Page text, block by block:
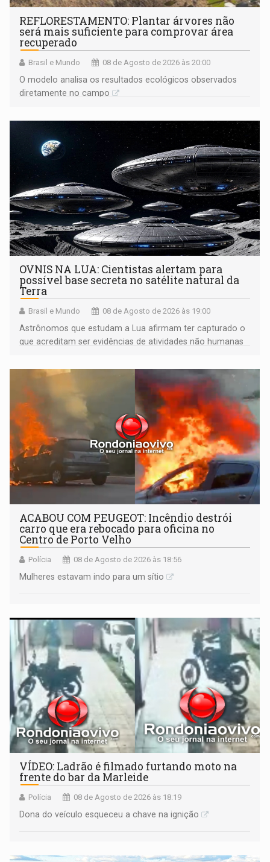
REFLORESTAMENTO: Plantar árvores não
será mais suficiente para comprovar área
recuperado
Brasil e Mundo 08 de Agosto de 2026 às 20:00
O modelo analisa os resultados ecológicos observados
diretamente no campo
OVNIS NA LUA: Cientistas alertam para
possível base secreta no satélite natural da
Terra
Brasil e Mundo 08 de Agosto de 2026 às 19:00
Astrônomos que estudam a Lua afirmam ter capturado o
que acreditam ser evidências de atividades não humanas
órbita
ACABOU COM PEUGEOT: Incêndio destrói
carro que era rebocado para oficina no
Centro de Porto Velho
Polícia 08 de Agosto de 2026 às 18:56
Mulheres estavam indo para um sítio
VÍDEO: Ladrão é filmado furtando moto na
frente do bar da Marleide
Polícia 08 de Agosto de 2026 às 18:19
Dona do veículo esqueceu a chave na ignição